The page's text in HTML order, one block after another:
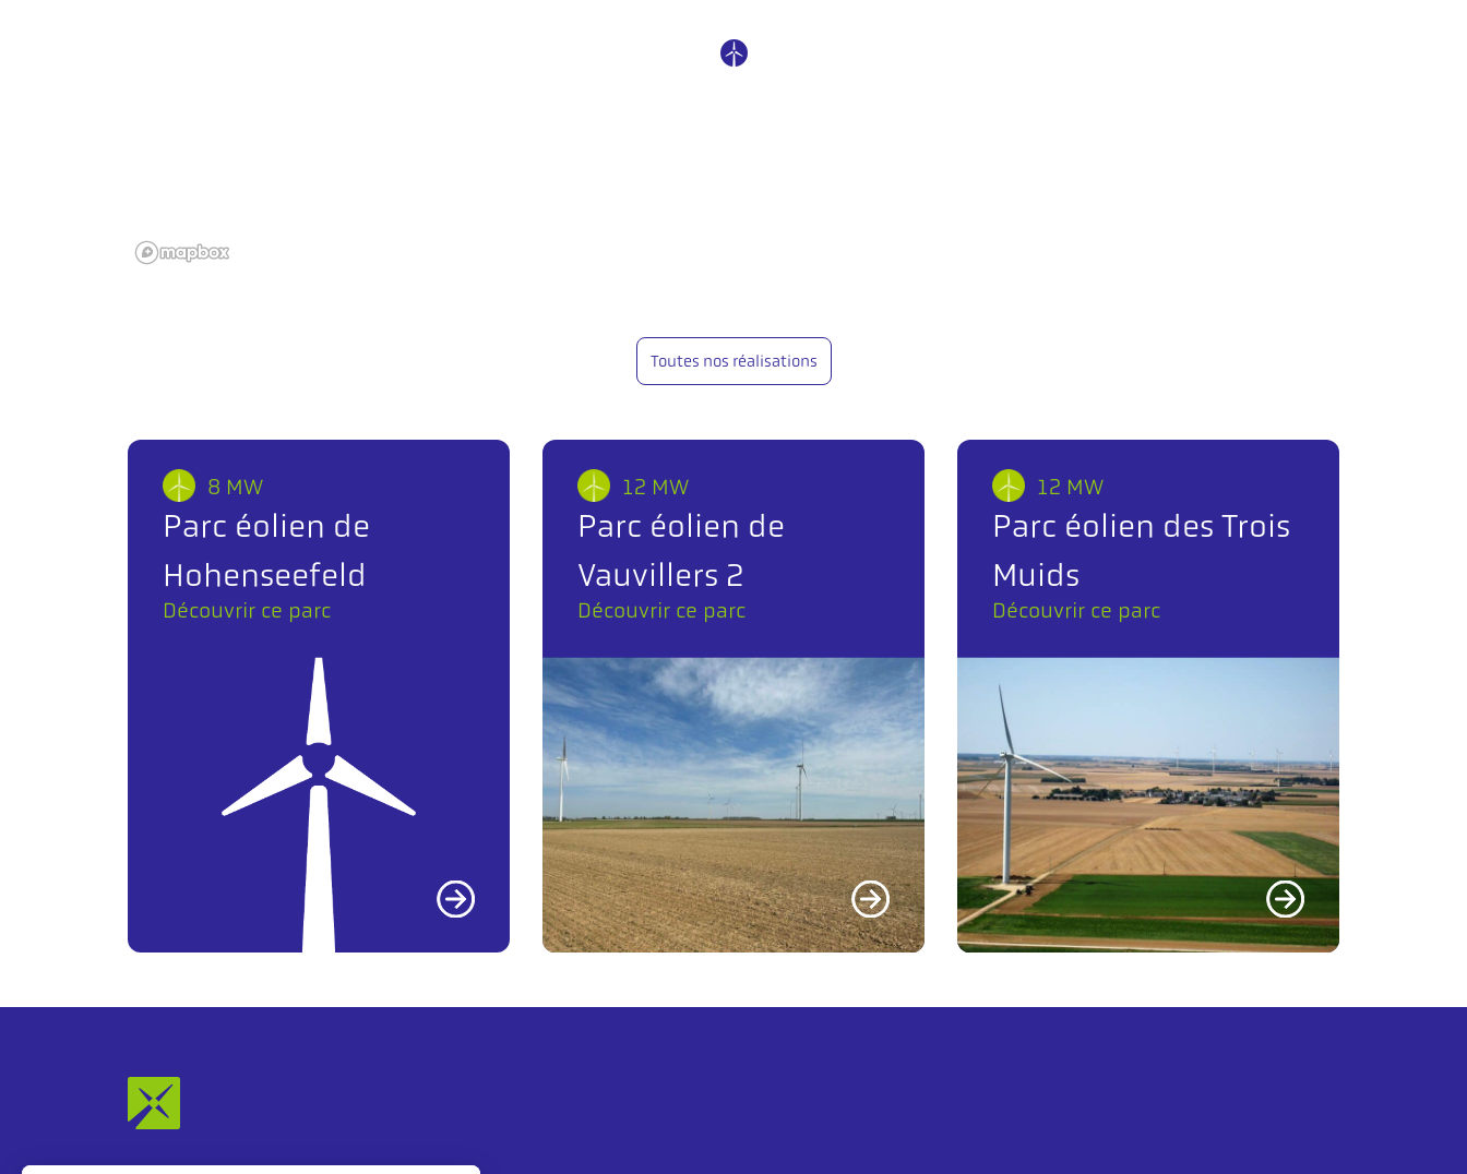
Toutes nos réalisations
8 MW
Parc éolien de
Hohenseefeld
Découvrir ce parc
12 MW
Parc éolien de
Vauvillers 2
Découvrir ce parc
12 MW
Parc éolien des Trois
Muids
Découvrir ce parc